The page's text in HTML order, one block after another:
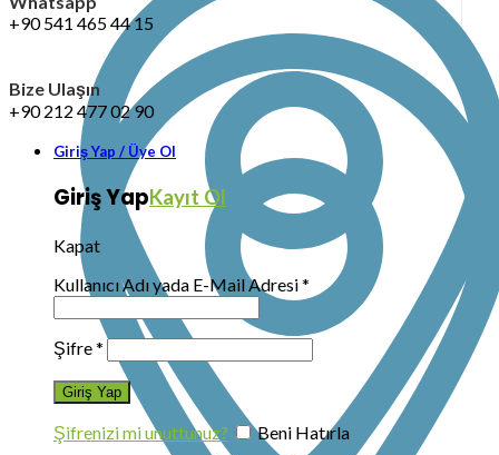
+90 541 465 44 15
Bize Ulaşın
+90 212 477 02 90
Giriş Yap / Üye Ol
Giriş YapKayıt Ol
Kapat
Kullanıcı Adı yada E-Mail Adresi*
Şifre*
Şifrenizi mi unuttunuz?
Beni Hatırla